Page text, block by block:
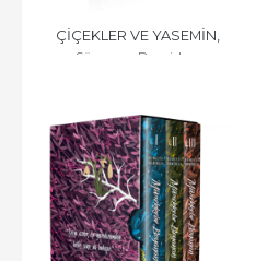
ÇİÇEKLER VE YASEMİN,
Sümeyye Demirkan